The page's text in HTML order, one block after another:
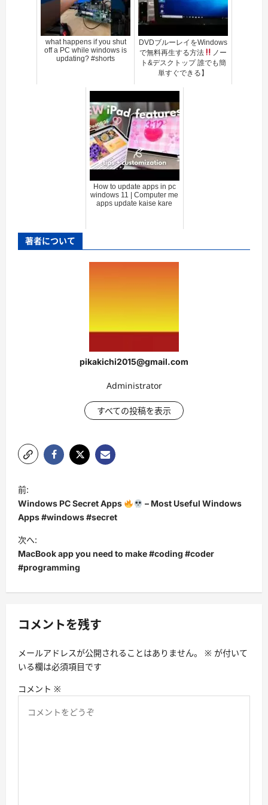
what happens if you shut
off a PC while windows is
updating? #shorts
DVDブルーレイをWindows
で無料再生する方法
ノー
ト&デスクトップ 誰でも簡
単すぐできる】
How to update apps in pc
windows 11 | Computer me
apps update kaise kare
著者について
pikakichi2015@gmail.com
Administrator
すべての投稿を表示
投
稿
ナ
ビ
ゲ
ー
シ
ン
前:
Windows PC Secret Apps
– Most Useful Windows
Apps #windows #secret
次へ:
MacBook app you need to make #coding #coder
#programming
コメントを残す
メールアドレスが公開されることはありません。 ※ が付いて
いる欄は必須項目です
コメント ※